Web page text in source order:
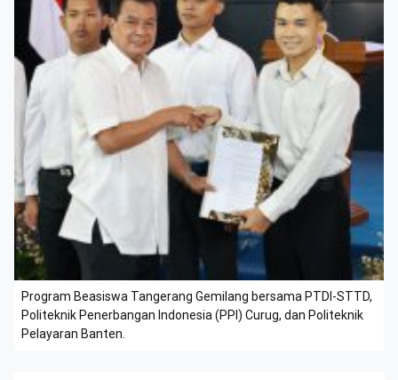
Program Beasiswa Tangerang Gemilang bersama PTDI-STTD,
Politeknik Penerbangan Indonesia (PPI) Curug, dan Politeknik
Pelayaran Banten.